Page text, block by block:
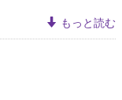
もっと読む